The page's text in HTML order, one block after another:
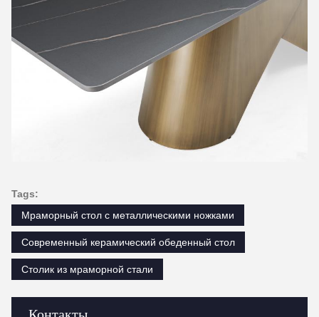
Tags:
Мраморный стол с металлическими ножками
Современный керамический обеденный стол
Столик из мраморной стали